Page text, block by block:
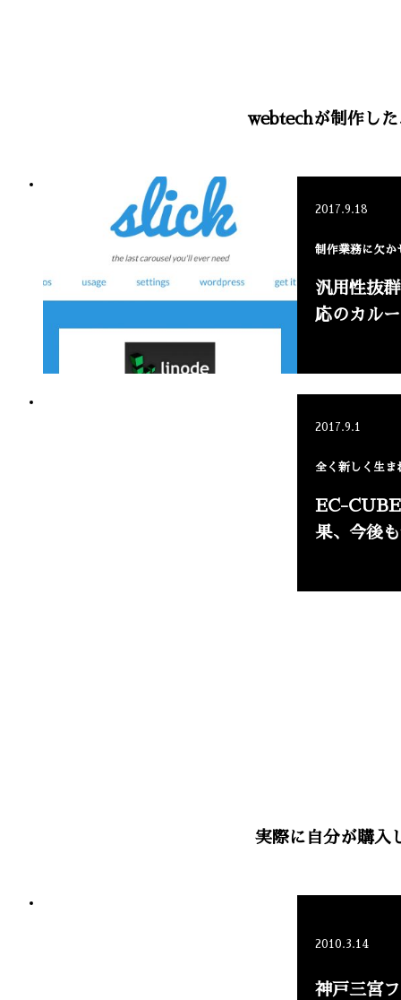
webtechが制作し
2017.9.18
制作業務に欠
汎用性抜
応のカル
2017.9.1
全く新しく生
EC-
果、今後
実際に自分が購入
2010.3.14
神戸三宮